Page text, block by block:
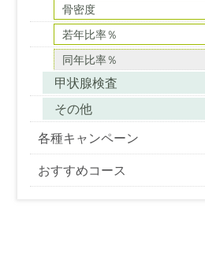
骨密度
若年比率％
同年比率％
甲状腺検査
その他
各種キャンペーン
おすすめコース